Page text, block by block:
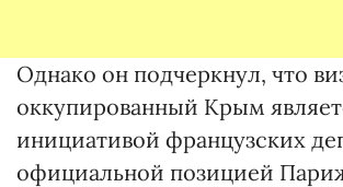
Однако он подчеркнул, что
оккупированный Крым
инициативой французских
официальной позицией